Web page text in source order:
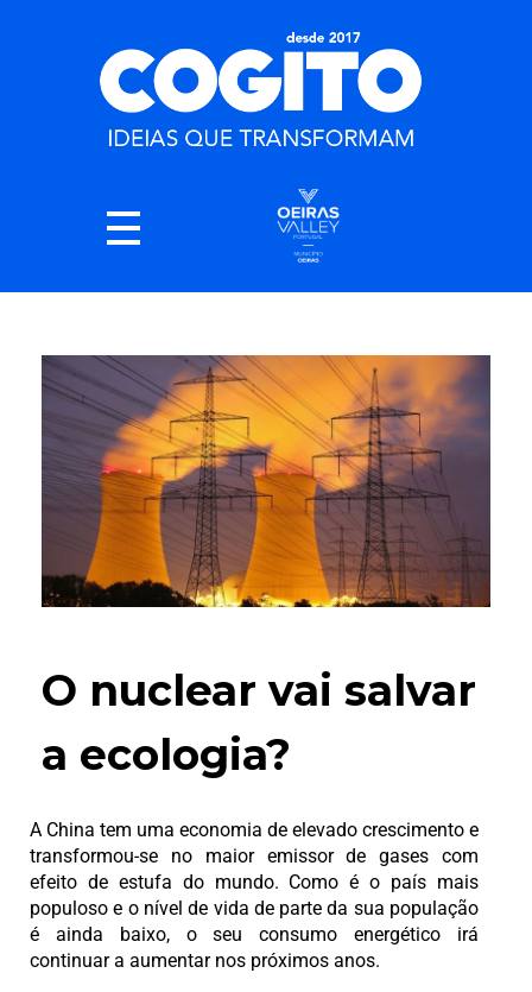
O nuclear vai salvar
a ecologia?
A China tem uma economia de elevado crescimento e
transformou-se no maior emissor de gases com
efeito de estufa do mundo. Como é o país mais
populoso e o nível de vida de parte da sua população
é ainda baixo, o seu consumo energético irá
continuar a aumentar nos próximos anos.